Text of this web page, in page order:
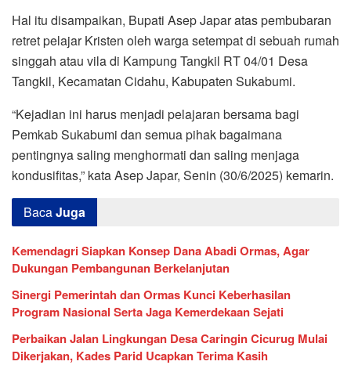
Hal itu disampaikan, Bupati Asep Japar atas pembubaran
retret pelajar Kristen oleh warga setempat di sebuah rumah
singgah atau vila di Kampung Tangkil RT 04/01 Desa
Tangkil, Kecamatan Cidahu, Kabupaten Sukabumi.
“Kejadian ini harus menjadi pelajaran bersama bagi
Pemkab Sukabumi dan semua pihak bagaimana
pentingnya saling menghormati dan saling menjaga
kondusifitas,” kata Asep Japar, Senin (30/6/2025) kemarin.
BacaJuga
Kemendagri Siapkan Konsep Dana Abadi Ormas, Agar
Dukungan Pembangunan Berkelanjutan
Sinergi Pemerintah dan Ormas Kunci Keberhasilan
Program Nasional Serta Jaga Kemerdekaan Sejati
Perbaikan Jalan Lingkungan Desa Caringin Cicurug Mulai
Dikerjakan, Kades Parid Ucapkan Terima Kasih